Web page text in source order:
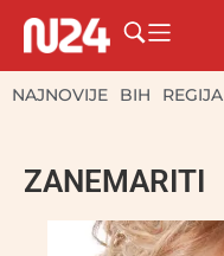
NAJNOVIJE BIH REGIJA
ZANEMARITI